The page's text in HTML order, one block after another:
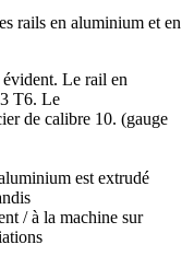
rails en aluminium et en
Le rail en
T6. Le
de calibre 10. (gauge
est extrudé
/ à la machine sur